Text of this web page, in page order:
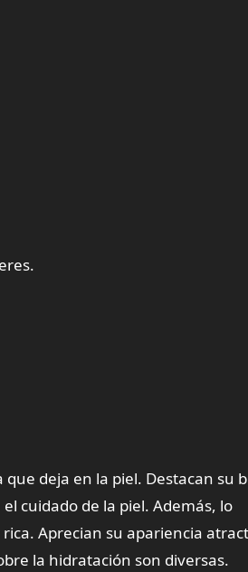
deja en la piel. Destacan su
cuidado de la piel. Además, lo
Aprecian su apariencia
la hidratación son diversas.